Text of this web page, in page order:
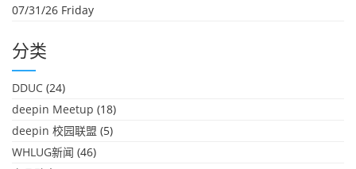
07/31/26 Friday
分类
DDUC (24)
deepin Meetup (18)
deepin 校园联盟 (5)
WHLUG新闻 (46)